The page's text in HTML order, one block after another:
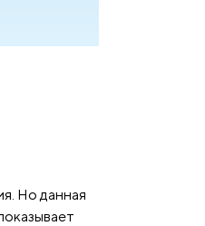
Но данная